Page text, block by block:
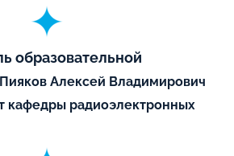
образовательной
Пияков Алексей Владимирович
кафедры радиоэлектронных